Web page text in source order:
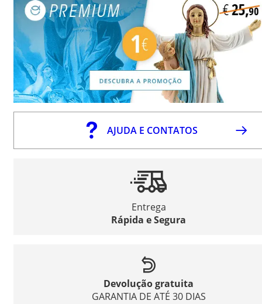
AJUDA E CONTATOS
Entrega
Rápida e Segura
Devolução gratuita
GARANTIA DE ATÉ 30 DIAS